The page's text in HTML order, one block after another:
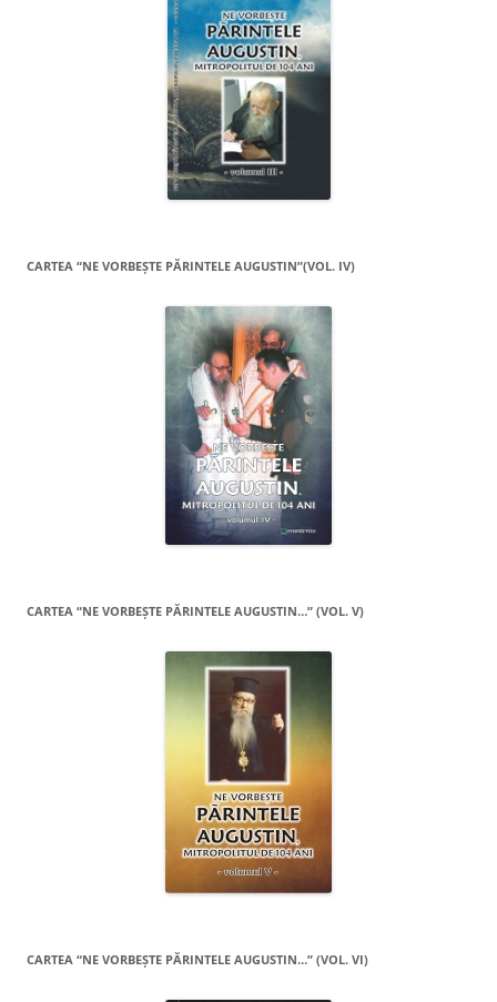
CARTEA “NE VORBEŞTE PĂRINTELE AUGUSTIN”(VOL. IV)
CARTEA “NE VORBEŞTE PĂRINTELE AUGUSTIN…” (VOL. V)
CARTEA “NE VORBEŞTE PĂRINTELE AUGUSTIN…” (VOL. VI)